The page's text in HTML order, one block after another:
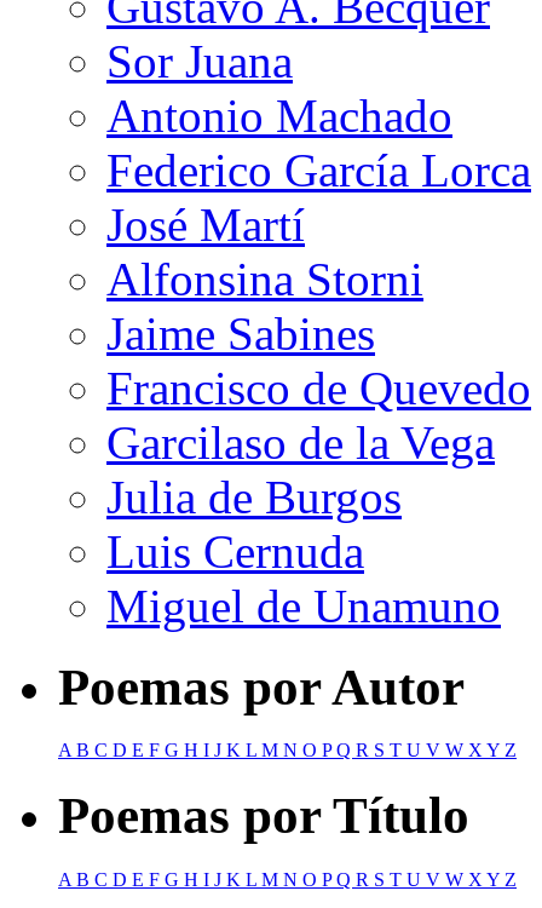
Sor Juana
Antonio Machado
Federico García Lorca
José Martí
Alfonsina Storni
Jaime Sabines
Francisco de Quevedo
Garcilaso de la Vega
Julia de Burgos
Luis Cernuda
Miguel de Unamuno
Poemas por Autor
AB C D E F G H I J K L M N O PQ R S T U V W XY Z
Poemas por Título
A B C D E F G H I J K L M N O PQ R S T U V W X Y Z